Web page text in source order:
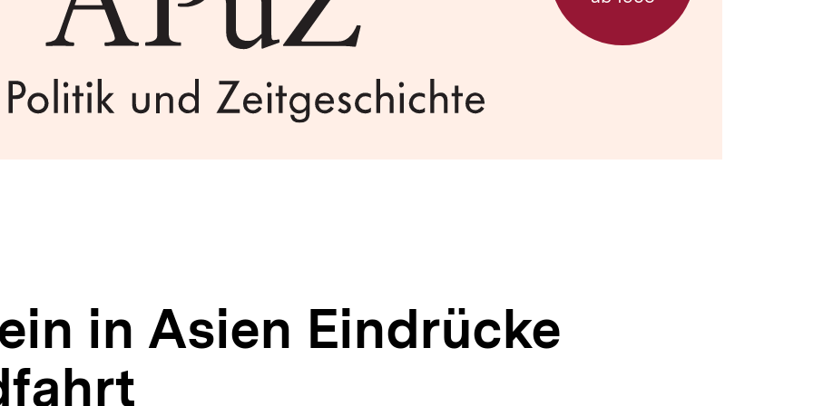
in Asien Eindrücke